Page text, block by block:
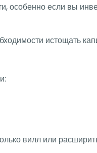
особенно если вы
истощать
вилл или